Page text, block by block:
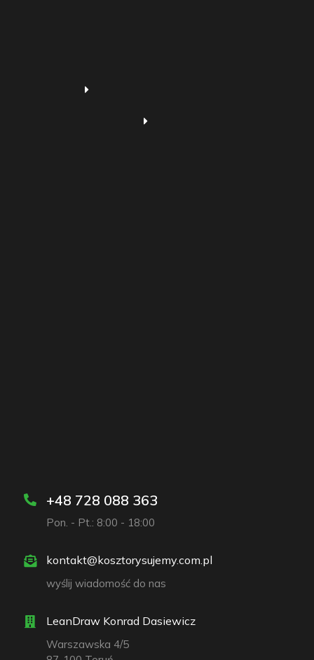
+48 728 088 363
Pon. - Pt.: 8:00 - 18:00
kontakt@kosztorysujemy.com.pl
wyślij wiadomość do nas
LeanDraw Konrad Dasiewicz
Warszawska 4/5